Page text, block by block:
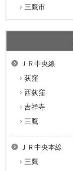
三鷹市
ＪＲ中央線
荻窪
西荻窪
吉祥寺
三鷹
ＪＲ中央本線
三鷹